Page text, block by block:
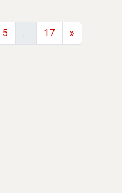
5 … 17 »Siguiente